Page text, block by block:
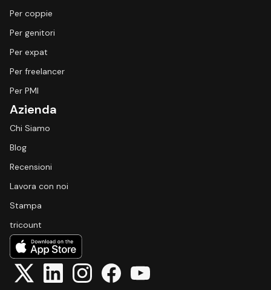
Per coppie
Per genitori
Per expat
Per freelancer
Per PMI
Azienda
Chi Siamo
Blog
Recensioni
Lavora con noi
Stampa
tricount